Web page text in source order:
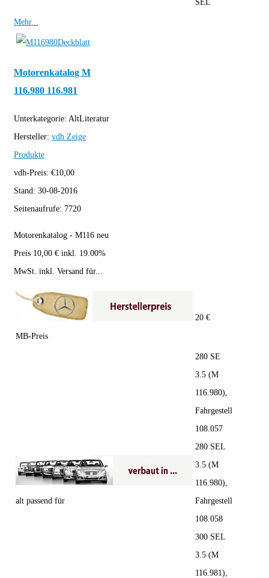
SEL
Mehr...
Motorenkatalog M
116.980 116.981
Unterkategorie: AltLiteratur
Hersteller: vdh Zeige
Produkte
vdh-Preis: €10,00
Stand: 30-08-2016
Seitenaufrufe: 7720
Motorenkatalog - M116 neu
Preis 10,00 € inkl. 19.00%
MwSt. inkl. Versand für...
MB-Preis
20 €
alt passend für
280 SE
3.5 (M
116.980),
Fahrgestell
108.057
280 SEL
3.5 (M
116.980),
Fahrgestell
108.058
300 SEL
3.5 (M
116.981),